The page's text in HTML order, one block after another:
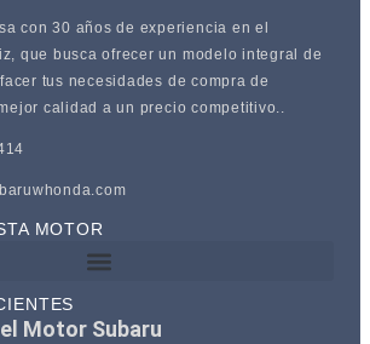
con 30 años de experiencia en el
que busca ofrecer un modelo integral de
tus necesidades de compra de
calidad a un precio competitivo..
MOTOR
Motor Subaru